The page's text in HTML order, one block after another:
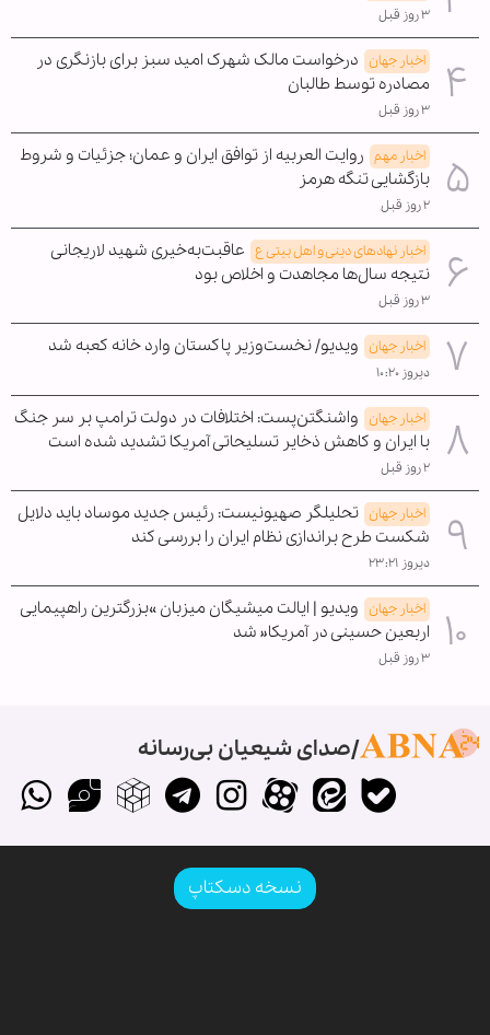
۳ روز قبل
اخبار جهان درخواست مالک شهرک امید سبز برای بازنگری در
مصادره توسط طالبان
۳ روز قبل
اخبار مهم روایت العربیه از توافق ایران و عمان؛ جزئیات و شروط
بازگشایی تنگه هرمز
۲ روز قبل
اخبار نهادهای دینی و اهل بیتی ع عاقبت‌به‌خیری شهید لاریجانی
نتیجه سال‌ها مجاهدت و اخلاص بود
۳ روز قبل
اخبار جهان ویدیو/ نخست‌وزیر پاکستان وارد خانه کعبه شد
دیروز ۱۰:۲۰
اخبار جهان واشنگتن‌پست: اختلافات در دولت ترامپ بر سر جنگ
با ایران و کاهش ذخایر تسلیحاتی آمریکا تشدید شده است
۲ روز قبل
اخبار جهان تحلیلگر صهیونیست: رئیس جدید موساد باید دلایل
شکست طرح براندازی نظام ایران را بررسی کند
دیروز ۲۳:۲۱
اخبار جهان ویدیو | ایالت میشیگان میزبان »بزرگترین راهپیمایی
اربعین حسینی در آمریکا« شد
۳ روز قبل
صدای شیعیان بی‌رسانه
نسخه دسکتاپ